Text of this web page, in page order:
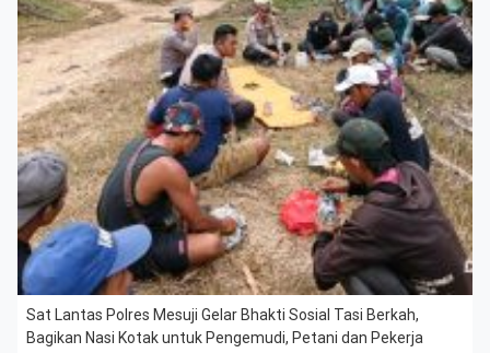
Sat Lantas Polres Mesuji Gelar Bhakti Sosial Tasi Berkah,
Bagikan Nasi Kotak untuk Pengemudi, Petani dan Pekerja